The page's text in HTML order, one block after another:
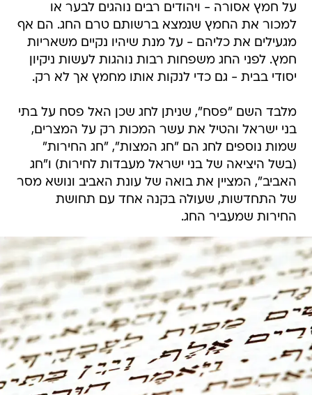
על חמץ אסורה - ויהודים רבים נוהגים לבער או
למכור את החמץ שנמצא ברשותם טרם החג. הם אף
מגעילים את כליהם - על מנת שיהיו נקיים משאריות
חמץ. לפני החג משפחות רבות נוהגות לעשות ניקיון
יסודי בבית - גם כדי לנקות אותו מחמץ אך לא רק.
מלבד השם "פסח", שניתן לחג שכן האל פסח על בתי
בני ישראל והטיל את עשר המכות רק על המצרים,
שמות נוספים לחג הם "חג המצות", "חג החירות"
(בשל היציאה של בני ישראל מעבדות לחירות) ו"חג
האביב", המציין את בואה של עונת האביב ונושא מסר
של התחדשות, שעולה בקנה אחד עם תחושת
החירות שמעביר החג.